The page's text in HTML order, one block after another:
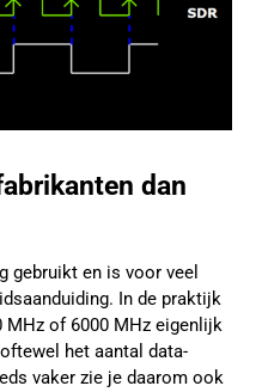
dan
gebruikt en is voor veel
In de praktijk
MHz of 6000 MHz eigenlijk
het aantal data-
vaker zie je daarom ook